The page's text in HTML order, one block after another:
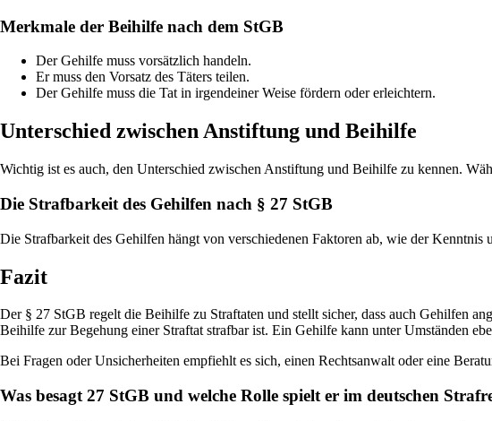
Merkmale der Beihilfe nach dem StGB
Der Gehilfe muss vorsätzlich handeln.
Er muss den Vorsatz des Täters teilen.
Der Gehilfe muss die Tat in irgendeiner Weise fördern oder erleichtern.
Unterschied zwischen Anstiftung und Beihilfe
Wichtig ist es auch, den Unterschied zwischen Anstiftung und Beihilfe zu kennen.
Die Strafbarkeit des Gehilfen nach § 27 StGB
Die Strafbarkeit des Gehilfen hängt von verschiedenen Faktoren ab, wie der
Fazit
Der § 27 StGB regelt die Beihilfe zu Straftaten und stellt sicher, dass auch Gehilfen
Beihilfe zur Begehung einer Straftat strafbar ist. Ein Gehilfe kann unter Umständen
Bei Fragen oder Unsicherheiten empfiehlt es sich, einen Rechtsanwalt oder eine
Was besagt 27 StGB und welche Rolle spielt er im deutschen